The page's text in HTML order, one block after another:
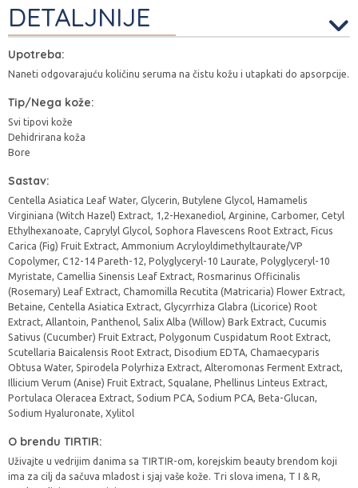
DETALJNIJE
Upotreba:
Naneti odgovarajuću količinu seruma na čistu kožu i utapkati do apsorpcije.
Tip/Nega kože:
Svi tipovi kože
Dehidrirana koža
Bore
Sastav:
Centella Asiatica Leaf Water, Glycerin, Butylene Glycol, Hamamelis
Virginiana (Witch Hazel) Extract, 1,2-Hexanediol, Arginine, Carbomer, Cetyl
Ethylhexanoate, Caprylyl Glycol, Sophora Flavescens Root Extract, Ficus
Carica (Fig) Fruit Extract, Ammonium Acryloyldimethyltaurate/VP
Copolymer, C12-14 Pareth-12, Polyglyceryl-10 Laurate, Polyglyceryl-10
Myristate, Camellia Sinensis Leaf Extract, Rosmarinus Officinalis
(Rosemary) Leaf Extract, Chamomilla Recutita (Matricaria) Flower Extract,
Betaine, Centella Asiatica Extract, Glycyrrhiza Glabra (Licorice) Root
Extract, Allantoin, Panthenol, Salix Alba (Willow) Bark Extract, Cucumis
Sativus (Cucumber) Fruit Extract, Polygonum Cuspidatum Root Extract,
Scutellaria Baicalensis Root Extract, Disodium EDTA, Chamaecyparis
Obtusa Water, Spirodela Polyrhiza Extract, Alteromonas Ferment Extract,
Illicium Verum (Anise) Fruit Extract, Squalane, Phellinus Linteus Extract,
Portulaca Oleracea Extract, Sodium PCA, Sodium PCA, Beta-Glucan,
Sodium Hyaluronate, Xylitol
O brendu TIRTIR:
Uživajte u vedrijim danima sa TIRTIR-om, korejskim beauty brendom koji
ima za cilj da sačuva mladost i sjaj vaše kože. Tri slova imena, T I & R,